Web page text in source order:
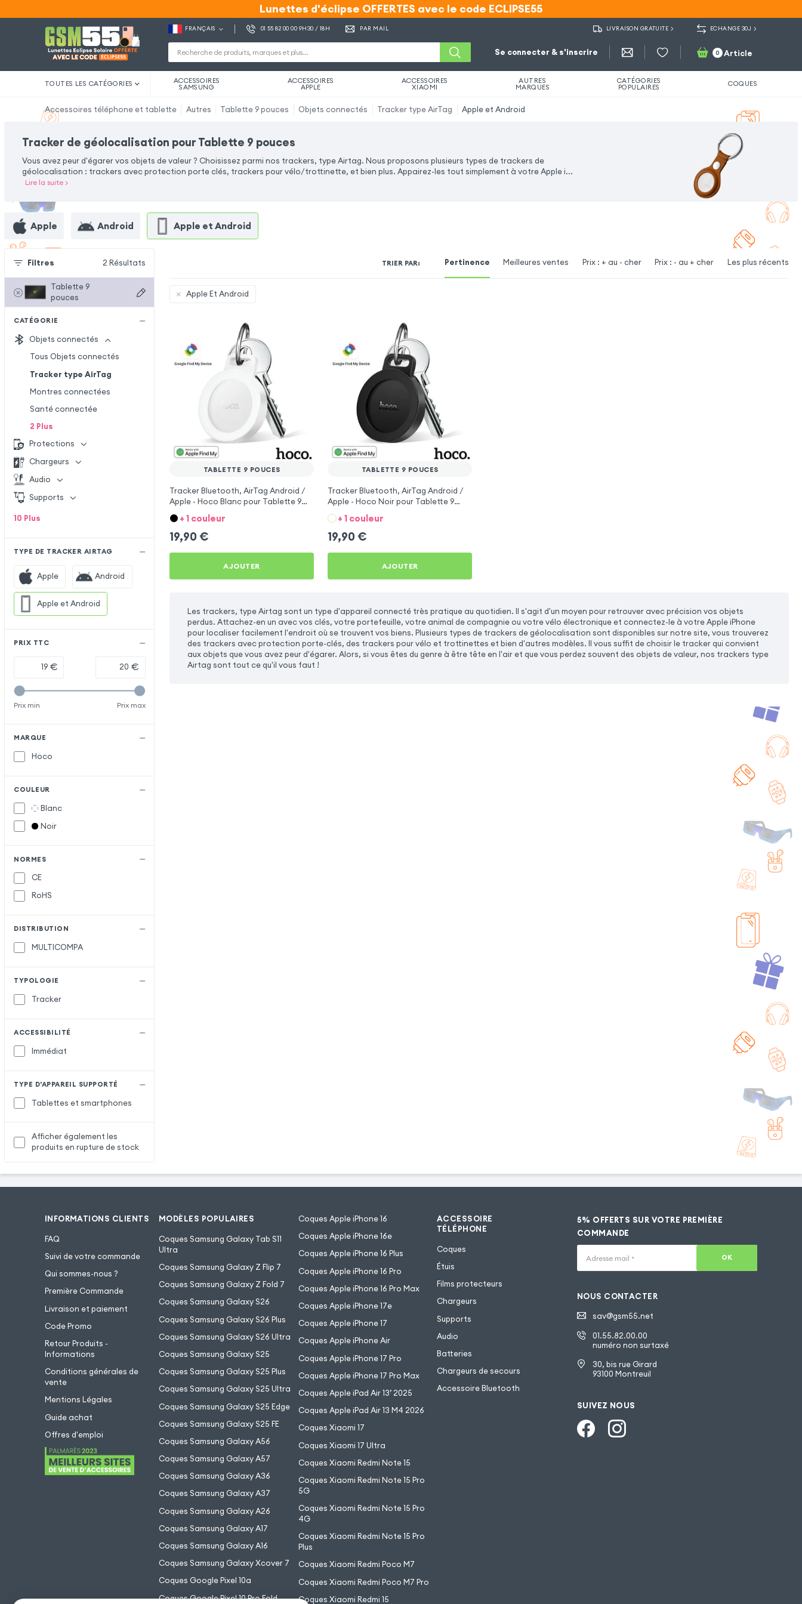
Lunettes d'éclipse OFFERTES avec le code ECLIPSE55
Lunettes d'éclipse OFFERTES avec le code ECLIPSE55
FRANÇAIS 01 55 82 00 00 9H30 / 18H PAR MAIL LIVRAISON GRATUITE ECHANGE 30J
Se connecter & s'inscrire 0 Article
TOUTES LES CATÉGORIES ACCESSOIRES
SAMSUNG
ACCESSOIRES
APPLE
ACCESSOIRES
XIAOMI
AUTRES
MARQUES
CATÉGORIES
POPULAIRES COQUES
Accessoires téléphone et tablette Autres Tablette 9 pouces Objets connectés Tracker type AirTag Apple et Android
Tracker de géolocalisation pour Tablette 9 pouces
Vous avez peur d'égarer vos objets de valeur ? Choisissez parmi nos trackers, type Airtag. Nous proposons plusieurs types de trackers de
géolocalisation : trackers avec protection porte clés, trackers pour vélo/trottinette, et bien plus. Appairez-les tout simplement à votre Apple i...
Lire la suite>
Apple Android Apple et Android
Filtres 2 Résultats
Tablette 9
pouces
CATÉGORIE
Objets connectés
Tous Objets connectés
Tracker type AirTag
Montres connectées
Santé connectée
2 Plus
Protections
Chargeurs
Audio
Supports
10 Plus
TYPE DE TRACKER AIRTAG
Apple Android
Apple et Android
PRIX TTC
€ €
Prix min Prix max
MARQUE
Hoco
COULEUR
Blanc
Noir
NORMES
CE
RoHS
DISTRIBUTION
MULTICOMPA
TYPOLOGIE
Tracker
ACCESSIBILITÉ
Immédiat
TYPE D'APPAREIL SUPPORTÉ
Tablettes et smartphones
Afficher également les
produits en rupture de stock
TRIER PAR: Pertinence Meilleures ventes Prix : + au - cher Prix : - au + cher Les plus récents
Apple Et Android
TABLETTE 9 POUCES
Tracker Bluetooth, AirTag Android /
Apple - Hoco Blanc pour Tablette 9
pouces
+ 1 couleur
19,90 €
AJOUTER
TABLETTE 9 POUCES
Tracker Bluetooth, AirTag Android /
Apple - Hoco Noir pour Tablette 9
pouces
+ 1 couleur
19,90 €
AJOUTER
Les trackers, type Airtag sont un type d'appareil connecté très pratique au quotidien. Il s'agit d'un moyen pour retrouver avec précision vos objets
perdus. Attachez-en un avec vos clés, votre portefeuille, votre animal de compagnie ou votre vélo électronique et connectez-le à votre Apple iPhone
pour localiser facilement l'endroit où se trouvent vos biens. Plusieurs types de trackers de géolocalisation sont disponibles sur notre site, vous trouverez
des trackers avec protection porte-clés, des trackers pour vélo et trottinettes et bien d'autres modèles. Il vous suffit de choisir le tracker qui convient
aux objets que vous avez peur d'égarer. Alors, si vous êtes du genre à être tête en l'air et que vous perdez souvent des objets de valeur, nos trackers type
Airtag sont tout ce qu'il vous faut !
INFORMATIONS CLIENTS
FAQ
Suivi de votre commande
Qui sommes-nous ?
Première Commande
Livraison et paiement
Code Promo
Retour Produits -
Informations
Conditions générales de
vente
Mentions Légales
Guide achat
Offres d'emploi
MODÈLES POPULAIRES
Coques Samsung Galaxy Tab S11
Ultra
Coques Samsung Galaxy Z Flip 7
Coques Samsung Galaxy Z Fold 7
Coques Samsung Galaxy S26
Coques Samsung Galaxy S26 Plus
Coques Samsung Galaxy S26 Ultra
Coques Samsung Galaxy S25
Coques Samsung Galaxy S25 Plus
Coques Samsung Galaxy S25 Ultra
Coques Samsung Galaxy S25 Edge
Coques Samsung Galaxy S25 FE
Coques Samsung Galaxy A56
Coques Samsung Galaxy A57
Coques Samsung Galaxy A36
Coques Samsung Galaxy A37
Coques Samsung Galaxy A26
Coques Samsung Galaxy A17
Coques Samsung Galaxy A16
Coques Samsung Galaxy Xcover 7
Coques Google Pixel 10a
Coques Google Pixel 10 Pro Fold
Coques Apple iPhone 16
Coques Apple iPhone 16e
Coques Apple iPhone 16 Plus
Coques Apple iPhone 16 Pro
Coques Apple iPhone 16 Pro Max
Coques Apple iPhone 17e
Coques Apple iPhone 17
Coques Apple iPhone Air
Coques Apple iPhone 17 Pro
Coques Apple iPhone 17 Pro Max
Coques Apple iPad Air 13’ 2025
Coques Apple iPad Air 13 M4 2026
Coques Xiaomi 17
Coques Xiaomi 17 Ultra
Coques Xiaomi Redmi Note 15
Coques Xiaomi Redmi Note 15 Pro
5G
Coques Xiaomi Redmi Note 15 Pro
4G
Coques Xiaomi Redmi Note 15 Pro
Plus
Coques Xiaomi Redmi Poco M7
Coques Xiaomi Redmi Poco M7 Pro
Coques Xiaomi Redmi 15
ACCESSOIRE
TÉLÉPHONE
Coques
Étuis
Films protecteurs
Chargeurs
Supports
Audio
Batteries
Chargeurs de secours
Accessoire Bluetooth
5% OFFERTS SUR VOTRE PREMIÈRE
COMMANDE
Adresse mail * OK
NOUS CONTACTER
sav@gsm55.net
01.55.82.00.00
numéro non surtaxé
30, bis rue Girard
93100 Montreuil
SUIVEZ NOUS